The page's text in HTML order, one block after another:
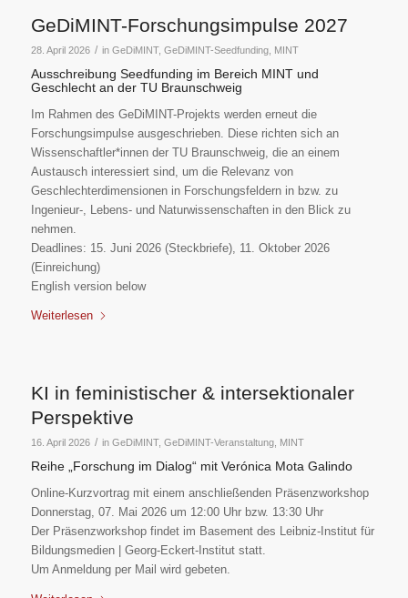
GeDiMINT-Forschungsimpulse 2027
28. April 2026 / in GeDiMINT, GeDiMINT-Seedfunding, MINT
Ausschreibung Seedfunding im Bereich MINT und
Geschlecht an der TU Braunschweig
Im Rahmen des GeDiMINT-Projekts werden erneut die
Forschungsimpulse ausgeschrieben. Diese richten sich an
Wissenschaftler*innen der TU Braunschweig, die an einem
Austausch interessiert sind, um die Relevanz von
Geschlechterdimensionen in Forschungsfeldern in bzw. zu
Ingenieur-, Lebens- und Naturwissenschaften in den Blick zu
nehmen.
Deadlines: 15. Juni 2026 (Steckbriefe), 11. Oktober 2026
(Einreichung)
English version below
Weiterlesen
KI in feministischer & intersektionaler
Perspektive
16. April 2026 / in GeDiMINT, GeDiMINT-Veranstaltung, MINT
Reihe „Forschung im Dialog“ mit Verónica Mota Galindo
Online-Kurzvortrag mit einem anschließenden Präsenzworkshop
Donnerstag, 07. Mai 2026 um 12:00 Uhr bzw. 13:30 Uhr
Der Präsenzworkshop findet im Basement des Leibniz-Institut für
Bildungsmedien | Georg-Eckert-Institut statt.
Um Anmeldung per Mail wird gebeten.